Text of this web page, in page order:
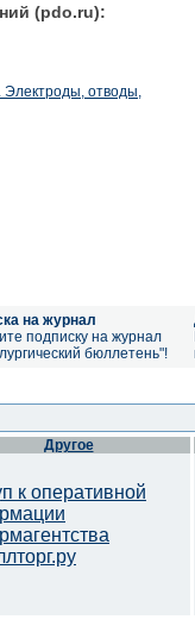
(pdo.ru):
отводы,
на журнал
подписку на журнал
бюллетень"!
Другое
к оперативной